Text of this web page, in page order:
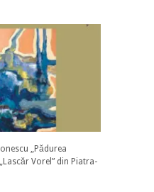
„Pădurea
Vorel” din Piatra-